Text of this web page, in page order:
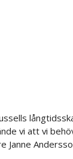
vi att vi
Janne